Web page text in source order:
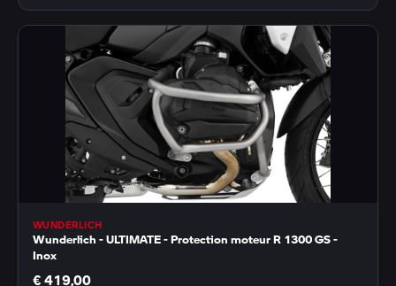
WUNDERLICH
Wunderlich - ULTIMATE - Protection moteur R 1300 GS -
Inox
€ 419,00